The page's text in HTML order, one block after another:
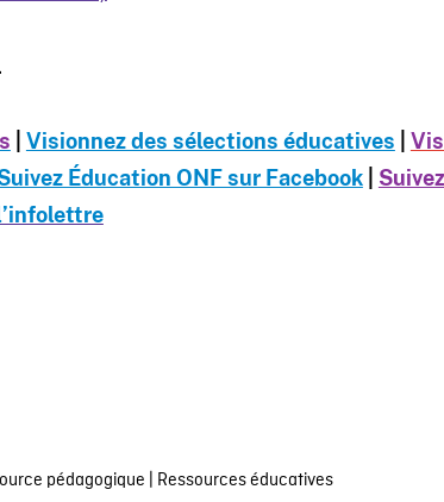
Visionnez des sélections éducatives
Éducation ONF sur Facebook|
pédagogique Ressources éducatives